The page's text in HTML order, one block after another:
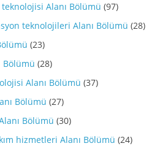
Alanı Bölümü (97)
teknolojileri Alanı Bölümü (28)
(23)
Bölümü (28)
Alanı Bölümü (37)
Bölümü (27)
Bölümü (30)
hizmetleri Alanı Bölümü (24)